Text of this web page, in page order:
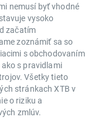
nemusí byť vhodné
vysoko
začatím
zoznámiť sa so
s obchodovaním
s pravidlami
Všetky tieto
stránkach XTB v
o riziku a
zmlúv.